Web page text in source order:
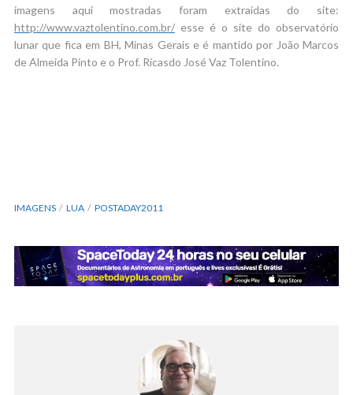
imagens aqui mostradas foram extraídas do site:
http://www.vaztolentino.com.br/ esse é o site do observatório
lunar que fica em BH, Minas Gerais e é mantido por João Marcos
de Almeida Pinto e o Prof. Ricasdo José Vaz Tolentino.
IMAGENS LUA POSTADAY2011